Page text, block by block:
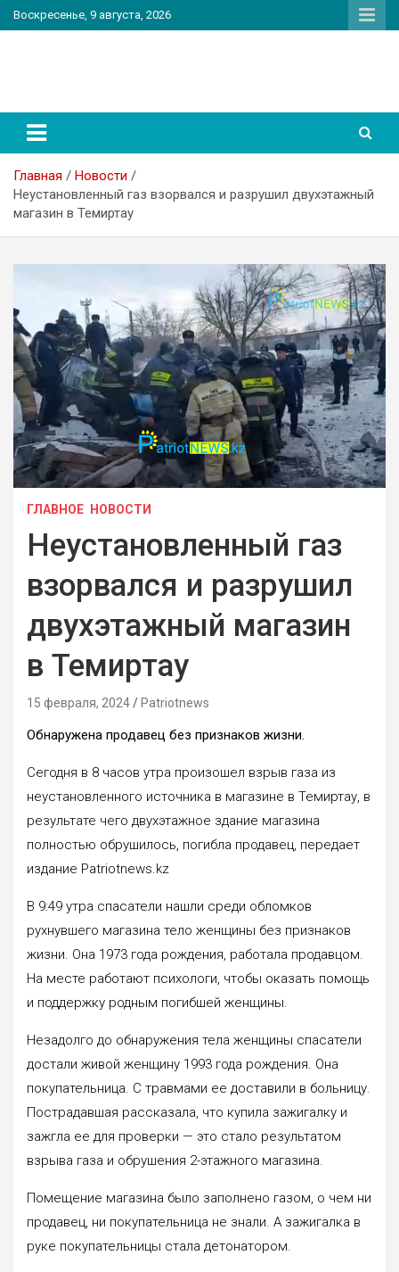
Перейти
к
Воскресенье, 9 августа, 2026
Главная
Новости
Неустановленный газ взорвался и разрушил двухэтажный
магазин в Темиртау
ГЛАВНОЕ НОВОСТИ
Неустановленный газ
взорвался и разрушил
двухэтажный магазин
в Темиртау
15 февраля, 2024 Patriotnews
Обнаружена продавец без признаков жизни.
Сегодня в 8 часов утра произошел взрыв газа из
неустановленного источника в магазине в Темиртау, в
результате чего двухэтажное здание магазина
полностью обрушилось, погибла продавец, передает
издание Patriotnews.kz
В 9:49 утра спасатели нашли среди обломков
рухнувшего магазина тело женщины без признаков
жизни. Она 1973 года рождения, работала продавцом.
На месте работают психологи, чтобы оказать помощь
и поддержку родным погибшей женщины.
Незадолго до обнаружения тела женщины спасатели
достали живой женщину 1993 года рождения. Она
покупательница. С травмами ее доставили в больницу.
Пострадавшая рассказала, что купила зажигалку и
зажгла ее для проверки — это стало результатом
взрыва газа и обрушения 2-этажного магазина.
Помещение магазина было заполнено газом, о чем ни
продавец, ни покупательница не знали. А зажигалка в
руке покупательницы стала детонатором.